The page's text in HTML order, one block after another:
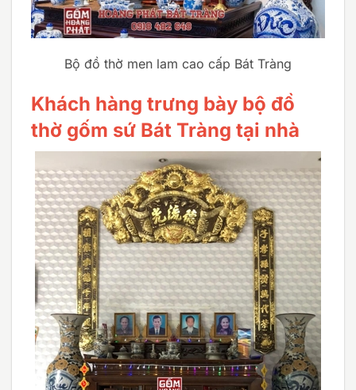
Bộ đồ thờ men lam cao cấp Bát Tràng
Khách hàng trưng bày bộ đồ
thờ gốm sứ Bát Tràng tại nhà